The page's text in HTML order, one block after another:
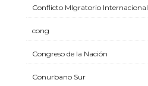
Conflicto MIgratorio Internacional
cong
Congreso de la Nación
Conurbano Sur